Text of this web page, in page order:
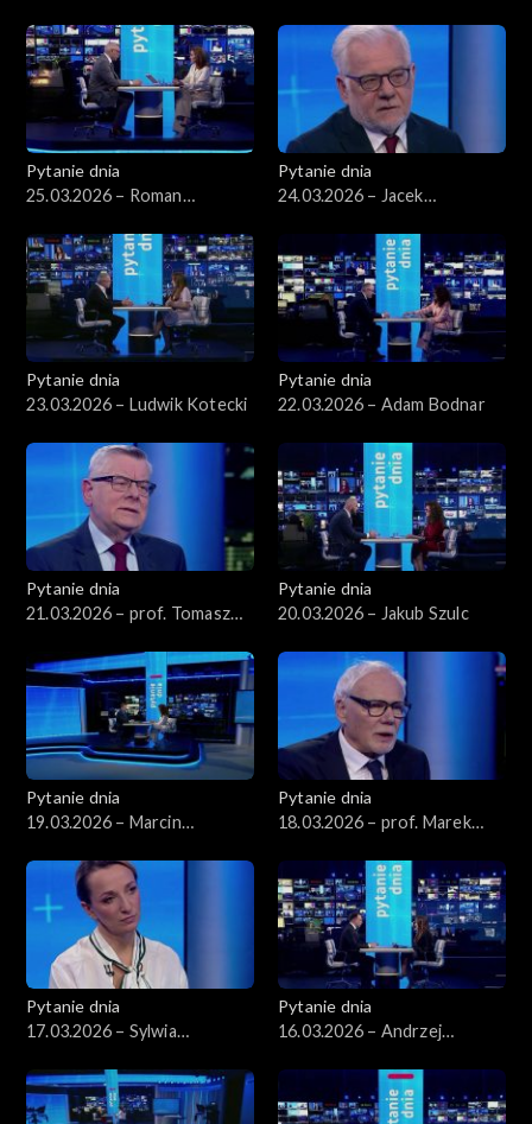
Pytanie dnia
25.03.2026 – Roman
Pytanie dnia
24.03.2026 – Jacek
Pytanie dnia
23.03.2026 – Ludwik Kotecki
Pytanie dnia
22.03.2026 – Adam Bodnar
Pytanie dnia
21.03.2026 – prof. Tomasz
Pytanie dnia
20.03.2026 – Jakub Szulc
Pytanie dnia
19.03.2026 – Marcin
Pytanie dnia
18.03.2026 – prof. Marek
Pytanie dnia
17.03.2026 – Sylwia
Pytanie dnia
16.03.2026 – Andrzej